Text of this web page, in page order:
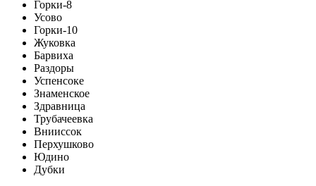
Горки-8
Усово
Горки-10
Жуковка
Барвиха
Раздоры
Успенсоке
Знаменское
Здравница
Трубачеевка
Внииссок
Перхушково
Юдино
Дубки